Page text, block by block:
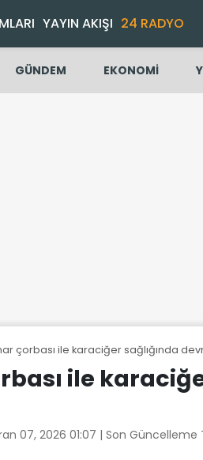
YAYIN AKIŞI 24 RADYO
GÜNDEM EKONOMİ
çorbası ile karaciğer sağlığında
ile
07, 2026 01:07 | Son Güncelleme